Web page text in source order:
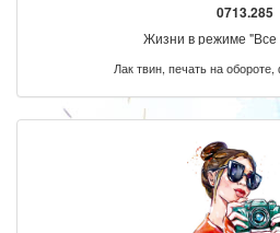
0713.285
Жизни в режиме "Все
Лак твин, печать на